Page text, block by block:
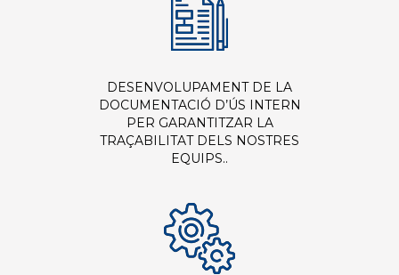
DESENVOLUPAMENT DE LA
DOCUMENTACIÓ D’ÚS INTERN
PER GARANTITZAR LA
TRAÇABILITAT DELS NOSTRES
EQUIPS..